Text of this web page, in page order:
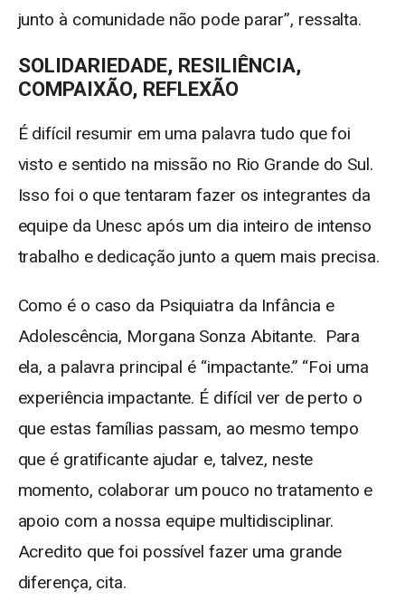
junto à comunidade não pode parar”, ressalta.
SOLIDARIEDADE, RESILIÊNCIA,
COMPAIXÃO, REFLEXÃO
É difícil resumir em uma palavra tudo que foi
visto e sentido na missão no Rio Grande do Sul.
Isso foi o que tentaram fazer os integrantes da
equipe da Unesc após um dia inteiro de intenso
trabalho e dedicação junto a quem mais precisa.
Como é o caso da Psiquiatra da Infância e
Adolescência, Morgana Sonza Abitante. Para
ela, a palavra principal é “impactante.” “Foi uma
experiência impactante. É difícil ver de perto o
que estas famílias passam, ao mesmo tempo
que é gratificante ajudar e, talvez, neste
momento, colaborar um pouco no tratamento e
apoio com a nossa equipe multidisciplinar.
Acredito que foi possível fazer uma grande
diferença, cita.